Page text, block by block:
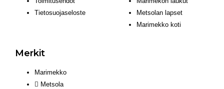
Tietosuojaseloste
Metsolan lapset
Marimekko koti
Merkit
Marimekko
Metsola